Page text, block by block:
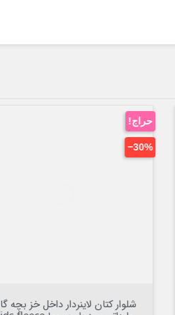
لباس مجلسی پسرانه 3 تا 4 سال بلوز